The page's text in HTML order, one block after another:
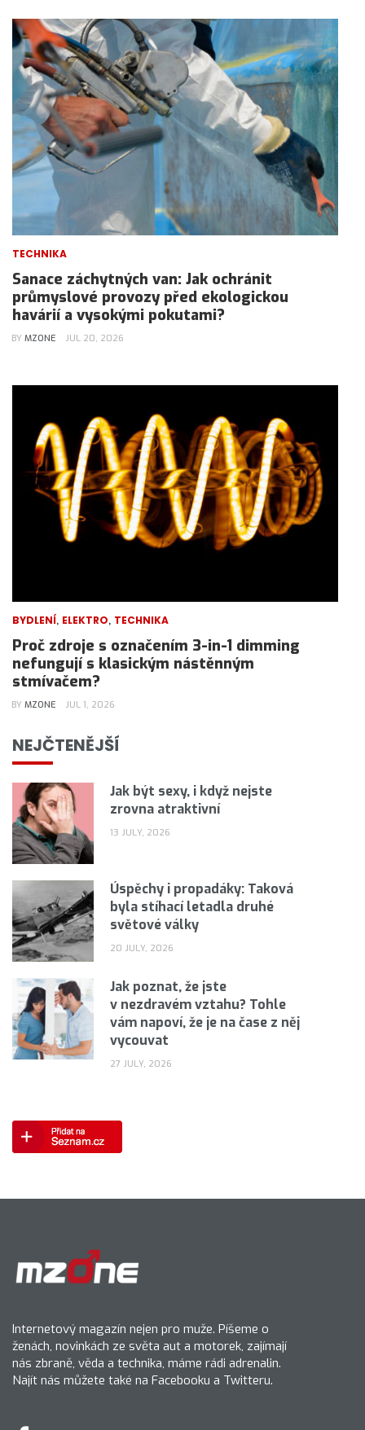
TECHNIKA
Sanace záchytných van: Jak ochránit
průmyslové provozy před ekologickou
havárií a vysokými pokutami?
BY MZONE JUL 20, 2026
BYDLENÍ, ELEKTRO, TECHNIKA
Proč zdroje s označením 3-in-1 dimming
nefungují s klasickým nástěnným
stmívačem?
BY MZONE JUL 1, 2026
NEJČTENĚJŠÍ
Jak být sexy, i když nejste
zrovna atraktivní
13 JULY, 2026
Úspěchy i propadáky: Taková
byla stíhací letadla druhé
světové války
20 JULY, 2026
Jak poznat, že jste
v nezdravém vztahu? Tohle
vám napoví, že je na čase z něj
vycouvat
27 JULY, 2026
Internetový magazín nejen pro muže. Píšeme o
ženách, novinkách ze světa aut a motorek, zajímají
nás zbraně, věda a technika, máme rádi adrenalin.
Najít nás můžete také na Facebooku a Twitteru.